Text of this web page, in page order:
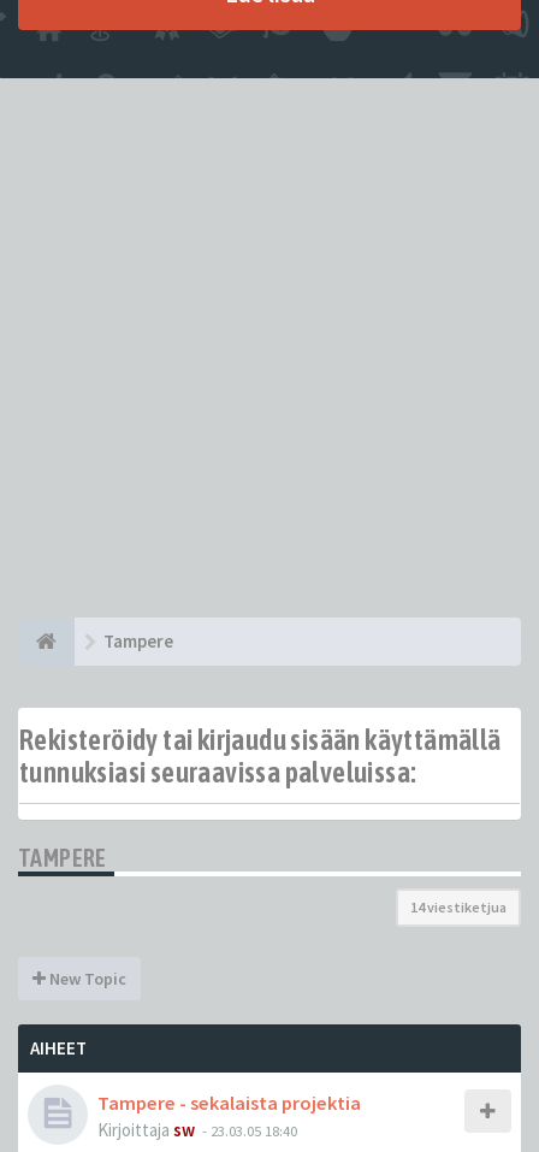
Tampere
Rekisteröidy tai kirjaudu sisään käyttämällä
tunnuksiasi seuraavissa palveluissa:
TAMPERE
14 viestiketjua
New Topic
AIHEET
Tampere - sekalaista projektia
Kirjoittaja sw - 23.03.05 18:40